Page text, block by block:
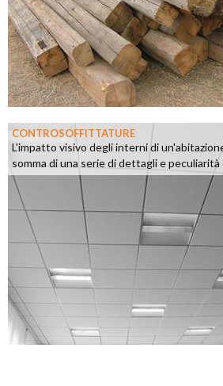
CONTROSOFFITTATURE
L'impatto visivo degli interni di
somma di una serie di dettagli e peculiarità